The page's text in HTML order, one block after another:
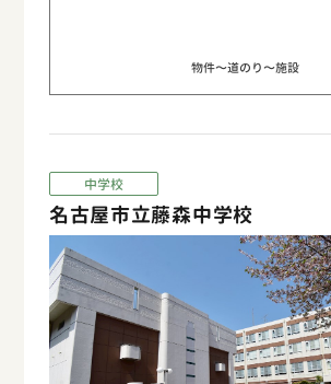
物件〜道のり〜施設
中学校
名古屋市立藤森中学校